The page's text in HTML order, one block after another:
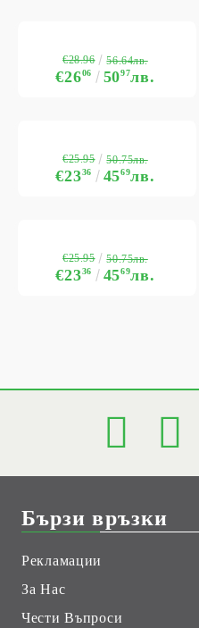
€2606 5097лв.
€28.96 56.64лв.
€2336 4569лв.
€25.95 50.75лв.
€2336 4569лв.
€25.95 50.75лв.
Бързи връзки
Рекламации
За Нас
Чести Въпроси